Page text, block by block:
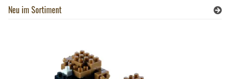
Neu im Sortiment